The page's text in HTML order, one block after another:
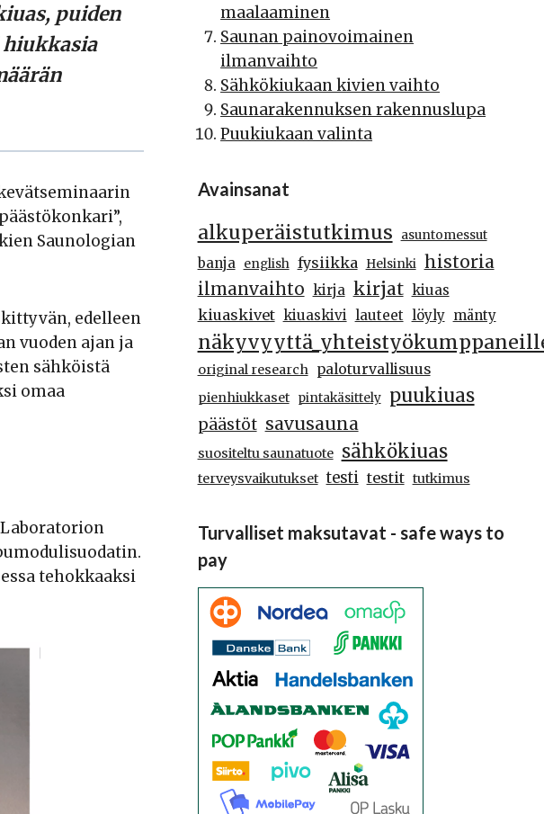
puiden
hiukkasia
Saunologian
edelleen
vuoden ajan ja
sähköistä
omaa
tehokkaaksi
maalaaminen
Saunan painovoimainen
ilmanvaihto
Sähkökiukaan kivien vaihto
Saunarakennuksen rakennuslupa
Puukiukaan valinta
Avainsanat
alkuperäistutkimus asuntomessut
banja english fysiikka Helsinki historia
ilmanvaihto kirja kirjat kiuas
kiuaskivet kiuaskivi lauteet löyly mänty
original research paloturvallisuus
pienhiukkaset pintakäsittely puukiuas
päästöt savusauna
suositeltu saunatuote sähkökiuas
terveysvaikutukset testi testit tutkimus
Turvalliset maksutavat - safe ways to
pay